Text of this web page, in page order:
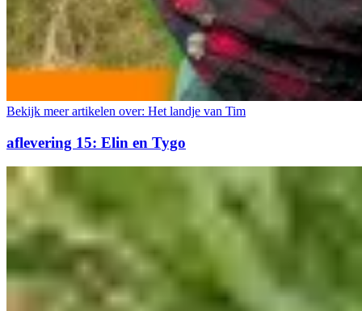
Bekijk meer artikelen over: Het landje van Tim
aflevering 15: Elin en Tygo